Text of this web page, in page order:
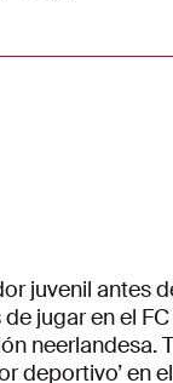
juvenil antes
jugar en el
neerlandesa.
deportivo’ en